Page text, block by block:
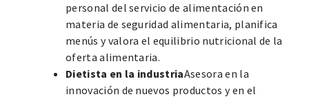
personal del servicio de alimentación en
materia de seguridad alimentaria, planifica
menús y valora el equilibrio nutricional de la
oferta alimentaria.
Dietista en la industriaAsesora en la
innovación de nuevos productos y en el